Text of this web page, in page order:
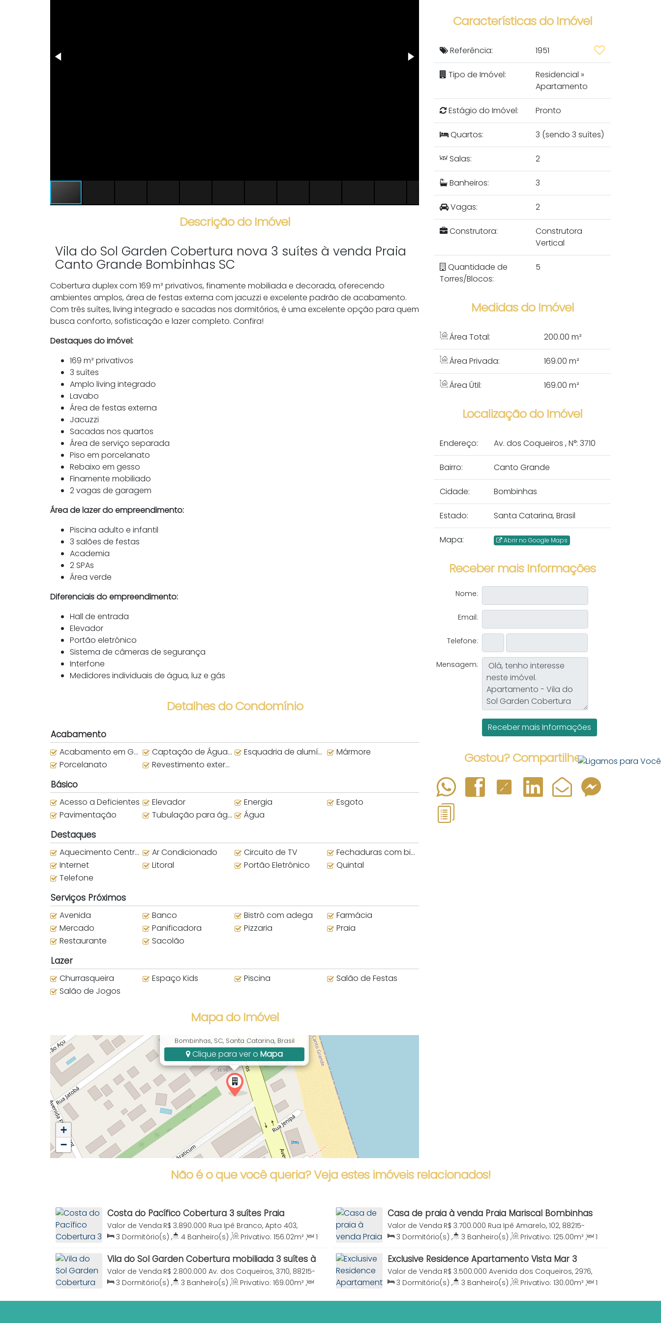
Descrição do Imóvel
Vila do Sol Garden Cobertura nova 3 suítes à venda Praia
Canto Grande Bombinhas SC
Cobertura duplex com 169 m² privativos, finamente mobiliada e decorada, oferecendo
ambientes amplos, área de festas externa com jacuzzi e excelente padrão de acabamento.
Com três suítes, living integrado e sacadas nos dormitórios, é uma excelente opção para quem
busca conforto, sofisticação e lazer completo. Confira!
Destaques do imóvel:
169 m² privativos
3 suítes
Amplo living integrado
Lavabo
Área de festas externa
Jacuzzi
Sacadas nos quartos
Área de serviço separada
Piso em porcelanato
Rebaixo em gesso
Finamente mobiliado
2 vagas de garagem
Área de lazer do empreendimento:
Piscina adulto e infantil
3 salões de festas
Academia
2 SPAs
Área verde
Diferenciais do empreendimento:
Hall de entrada
Elevador
Portão eletrônico
Sistema de câmeras de segurança
Interfone
Medidores individuais de água, luz e gás
Detalhes do Condomínio
Acabamento
Acabamento em Gesso Captação de Água da Chuva Esquadria de alumínio
Mármore
Porcelanato
Revestimento externo
Básico
Acesso a Deficientes Elevador Energia
Esgoto
Pavimentação
Tubulação para água quente Água
Destaques
Aquecimento Central Ar Condicionado Circuito de TV
Fechaduras com biometria
Internet
Litoral Portão Eletrônico
Quintal
Telefone
Serviços Próximos
Avenida Banco Bistrô com adega
Farmácia
Mercado
Panificadora Pizzaria
Praia
Restaurante
Sacolão
Lazer
Churrasqueira Espaço Kids Piscina
Salão de Festas
Salão de Jogos
Mapa do Imóvel
Bombinhas, SC, Santa Catarina, Brasil
Clique para ver o Mapa
+
−
Características do Imóvel
Referência: 1951
Tipo de Imóvel: Residencial »
Apartamento
Estágio do Imóvel: Pronto
Quartos: 3 (sendo 3 suítes)
Salas: 2
Banheiros: 3
Vagas: 2
Construtora:
Construtora
Vertical
Quantidade de
Torres/Blocos:
5
Medidas do Imóvel
Área Total: 200.00 m²
Área Privada: 169.00 m²
Área Útil: 169.00 m²
Localização do Imóvel
Endereço: Av. dos Coqueiros , N°: 3710
Bairro: Canto Grande
Cidade: Bombinhas
Estado: Santa Catarina, Brasil
Mapa: Abrir no Google Maps
Receber mais Informações
Nome:
Email:
Telefone:
Mensagem:
Gostou? Compartilhe
Não é o que você queria? Veja estes imóveis relacionados!
Costa do Pacífico Cobertura 3 suítes Praia
Mariscal Bombinhas SC
R$ 3.890.000
Valor de Venda
Rua Ipê Branco, Apto 403,
88215-000, Canto Grande, Bombinhas, Santa Catarina,
3 Dormitório(s) , 4 Banheiro(s) , Privativo: 156.02m² ,
1
Sala(s) , 3 Suíte(s) , Total: 165.00m² , 2 Vaga(s) ,
Útil:
156.00m²
Casa de praia à venda Praia Mariscal Bombinhas
SC
R$ 3.700.000
Valor de Venda
Rua Ipê Amarelo, 102, 88215-
000, Canto Grande, Bombinhas, Santa Catarina, Brasil
3 Dormitório(s) , 3 Banheiro(s) , Privativo: 125.00m² ,
1
Sala(s) , 2 Suíte(s) , Total: 253.00m² , 2 Vaga(s) ,
Útil:
125.00m²
Vila do Sol Garden Cobertura mobiliada 3 suítes à
venda Praia Canto Grande Bombinhas SC
R$ 2.800.000
Valor de Venda
Av. dos Coqueiros, 3710, 88215-
000, Canto Grande, Bombinhas, Santa Catarina, Brasil
3 Dormitório(s) , 3 Banheiro(s) , Privativo: 169.00m² ,
Útil: 169.00m²
Exclusive Residence Apartamento Vista Mar 3
Suítes Praia Canto Grande Bombinhas SC
R$ 3.500.000
Valor de Venda
Avenida dos Coqueiros, 2976,
88215-000, Canto Grande, Bombinhas, Santa Catarina,
3 Dormitório(s) , 3 Banheiro(s) , Privativo: 130.00m² ,
1
130.00m²